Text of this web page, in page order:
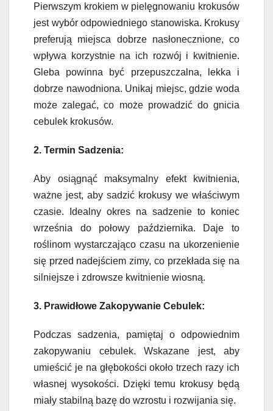
Pierwszym krokiem w pielęgnowaniu krokusów
jest wybór odpowiedniego stanowiska. Krokusy
preferują miejsca dobrze nasłonecznione, co
wpływa korzystnie na ich rozwój i kwitnienie.
Gleba powinna być przepuszczalna, lekka i
dobrze nawodniona. Unikaj miejsc, gdzie woda
może zalegać, co może prowadzić do gnicia
cebulek krokusów.
2. Termin Sadzenia:
Aby osiągnąć maksymalny efekt kwitnienia,
ważne jest, aby sadzić krokusy we właściwym
czasie. Idealny okres na sadzenie to koniec
września do połowy października. Daje to
roślinom wystarczająco czasu na ukorzenienie
się przed nadejściem zimy, co przekłada się na
silniejsze i zdrowsze kwitnienie wiosną.
3. Prawidłowe Zakopywanie Cebulek:
Podczas sadzenia, pamiętaj o odpowiednim
zakopywaniu cebulek. Wskazane jest, aby
umieścić je na głębokości około trzech razy ich
własnej wysokości. Dzięki temu krokusy będą
miały stabilną bazę do wzrostu i rozwijania się.